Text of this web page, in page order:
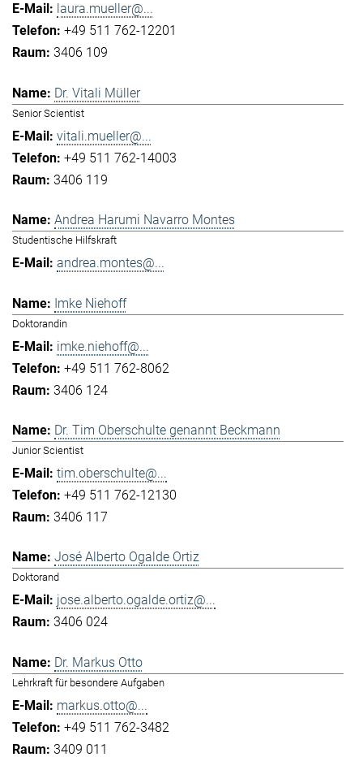
laura.mueller@...
+49 511 762-12201
3406 109
Dr. Vitali Müller
Senior Scientist
vitali.mueller@...
+49 511 762-14003
3406 119
Andrea Harumi Navarro Montes
Studentische Hilfskraft
andrea.montes@...
Imke Niehoff
Doktorandin
imke.niehoff@...
+49 511 762-8062
3406 124
Dr. Tim Oberschulte genannt Beckmann
Junior Scientist
tim.oberschulte@...
+49 511 762-12130
3406 117
José Alberto Ogalde Ortiz
Doktorand
jose.alberto.ogalde.ortiz@...
3406 024
Dr. Markus Otto
Lehrkraft für besondere Aufgaben
markus.otto@...
+49 511 762-3482
3409 011